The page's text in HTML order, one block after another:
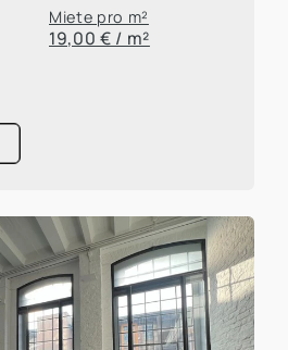
Miete pro m²
19,00 € / m²